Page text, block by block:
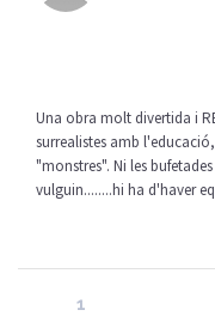
Una obra molt divertida i
surrealistes amb
"monstres". Ni les
vulguin........hi ha d'haver
1